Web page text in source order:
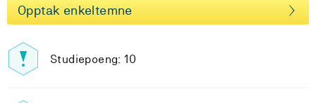
Opptak enkeltemne
Studiepoeng: 10